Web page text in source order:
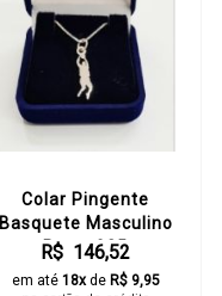
Colar Pingente
Basquete Masculino
Prata 925
R$ 146,52
em até 18xde R$ 9,95